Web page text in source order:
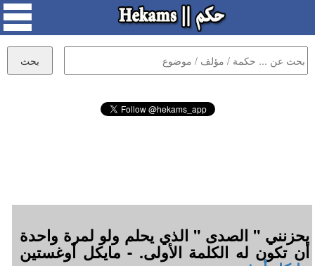
يحزنني " الصدى " الذي يحلم ولو لمرة واحدة
أن تكون له الكلمة الأولى. - مايكل أوغستين